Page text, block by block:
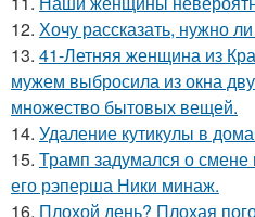
12. Хочу рассказать, нужно
13. 41-Летняя женщина из
мужем выбросила из окна
множество бытовых вещей.
14. Удаление кутикулы в
15. Трамп задумался о
его рэперша Ники минаж.
16. Плохой день? Плохая